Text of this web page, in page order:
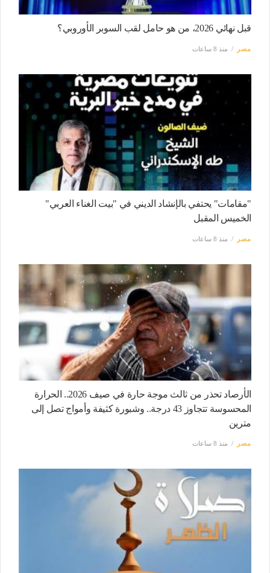
قبل نهائي 2026، من هو حامل لقب السوبر الأوروبي؟
مصر منذ 8 ساعات
"مقامات" يحتفي بالإنشاد الديني في "بيت الغناء العربي"
الخميس المقبل
مصر منذ 8 ساعات
الأرصاد تحذر من ثالث موجة حارة في صيف 2026.. الحرارة
المحسوسة تتجاوز 43 درجة.. وشبورة كثيفة وأمواج تصل إلى
مترين
مصر منذ 8 ساعات